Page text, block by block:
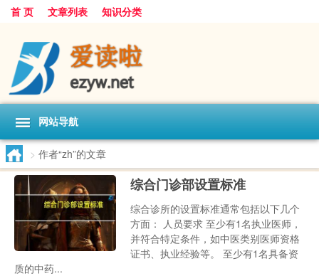
首 页 文章列表 知识分类
网站导航
> 作者“zh”的文章
综合门诊部设置标准
综合诊所的设置标准通常包括以下几个
方面： 人员要求 至少有1名执业医师，
并符合特定条件，如中医类别医师资格
证书、执业经验等。 至少有1名具备资
质的中药...